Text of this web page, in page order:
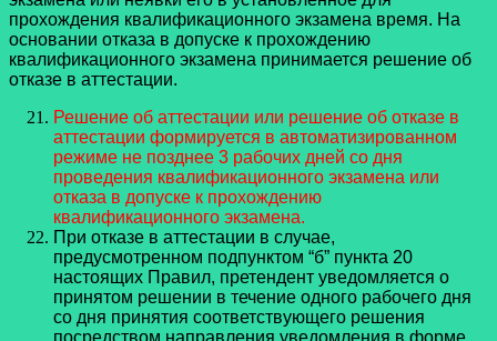
прохождения квалификационного экзамена время. На
основании отказа в допуске к прохождению
квалификационного экзамена принимается решение об
отказе в аттестации.
Решение об аттестации или решение об отказе в
аттестации формируется в автоматизированном
режиме не позднее 3 рабочих дней со дня
проведения квалификационного экзамена или
отказа в допуске к прохождению
квалификационного экзамена.
При отказе в аттестации в случае,
предусмотренном подпунктом “б” пункта 20
настоящих Правил, претендент уведомляется о
принятом решении в течение одного рабочего дня
со дня принятия соответствующего решения